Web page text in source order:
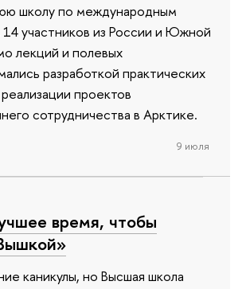
школу по международным
участников из России и Южной
лекций и полевых
разработкой практических
проектов
сотрудничества в Арктике.
9 июля
время, чтобы
каникулы, но Высшая школа